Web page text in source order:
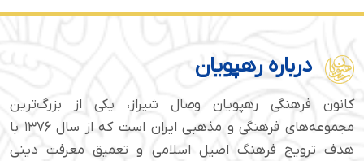
درباره رهپویان
کانون فرهنگی رهپویان وصال شیراز، یکی از بزرگ‌ترین
مجموعه‌های فرهنگی و مذهبی ایران است که از سال ۱۳۷۶ با
هدف ترویج فرهنگ اصیل اسلامی و تعمیق معرفت دینی